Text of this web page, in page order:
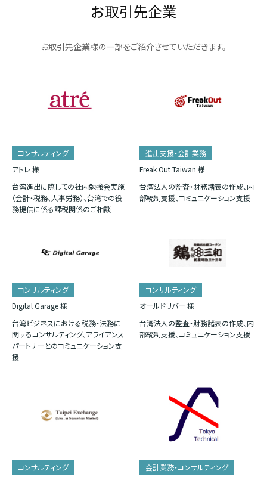
お取引先企業
お取引先企業様の一部をご紹介させていただきます。
コンサルティング
アトレ 様
台湾進出に際しての社内勉強会実施
（会計・税務、人事労務）、台湾での役
務提供に係る課税関係のご相談
進出支援・会計業務
Freak Out Taiwan 様
台湾法人の監査・財務諸表の作成、内
部統制支援、コミュニケーション支援
コンサルティング
Digital Garage 様
台湾ビジネスにおける税務・法務に
関するコンサルティング、アライアンス
パートナーとのコミュニケーション支
援
コンサルティング
オールドリバー 様
台湾法人の監査・財務諸表の作成、内
部統制支援、コミュニケーション支援
コンサルティング
会計業務・コンサルティング